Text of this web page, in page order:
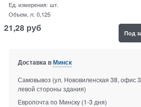
Ед. измерения: шт.
Объем, л: 0,125
21,28 руб Под
Доставка вМинск
Самовывоз (ул. Нововиленская 38, офис
левой стороны здания)
Европочта по Минску (1-3 дня)